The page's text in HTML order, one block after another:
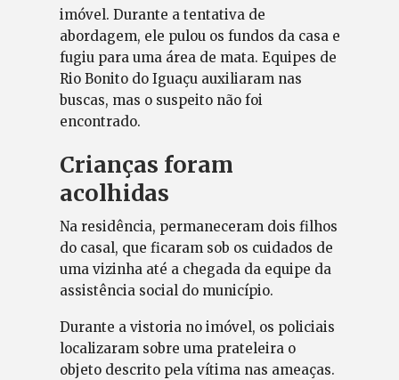
imóvel. Durante a tentativa de
abordagem, ele pulou os fundos da casa e
fugiu para uma área de mata. Equipes de
Rio Bonito do Iguaçu auxiliaram nas
buscas, mas o suspeito não foi
encontrado.
Crianças foram
acolhidas
Na residência, permaneceram dois filhos
do casal, que ficaram sob os cuidados de
uma vizinha até a chegada da equipe da
assistência social do município.
Durante a vistoria no imóvel, os policiais
localizaram sobre uma prateleira o
objeto descrito pela vítima nas ameaças.